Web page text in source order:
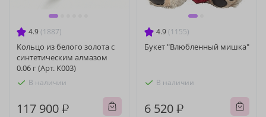
4.9 (1887)
Кольцо из белого золота с
синтетическим алмазом
0.06 г (Арт. К003)
В наличии
117 900 ₽
4.9 (1155)
Букет "Влюбленный мишка"
В наличии
6 520 ₽